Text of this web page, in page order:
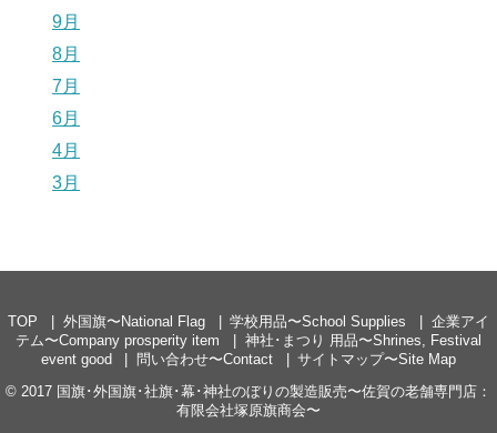
9月
8月
7月
6月
4月
3月
TOP 外国旗〜National Flag 学校用品〜School Supplies
企業アイ
テム〜Company prosperity item
神社･まつり 用品〜Shrines, Festival
event good
問い合わせ〜Contact
サイトマップ〜Site Map
© 2017 国旗･外国旗･社旗･幕･神社のぼりの製造販売〜佐賀の老舗専門店：
有限会社塚原旗商会〜